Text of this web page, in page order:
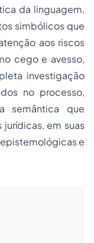
da linguagem,
simbólicos que
aos riscos
cego e avesso,
investigação
no processo,
semântica que
em suas
e